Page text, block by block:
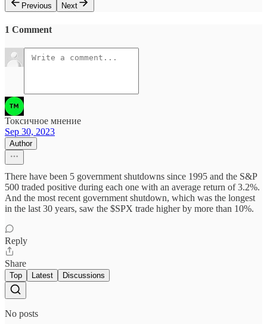
Previous
Next
1 Comment
Токсичное мнение
Sep 30, 2023
Author
There have been 5 government shutdowns since 1995 and the S&P
500 traded positive during each one with an average return of 3.2%.
And the most recent government shutdown, which was the longest
in the last 30 years, saw the $SPX trade higher by more than 10%.
Reply
Share
Top Latest Discussions
No posts